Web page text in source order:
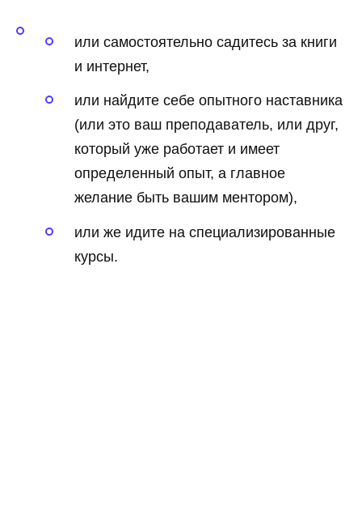
или самостоятельно садитесь за книги
и интернет,
или найдите себе опытного наставника
(или это ваш преподаватель, или друг,
который уже работает и имеет
определенный опыт, а главное
желание быть вашим ментором),
или же идите на специализированные
курсы.